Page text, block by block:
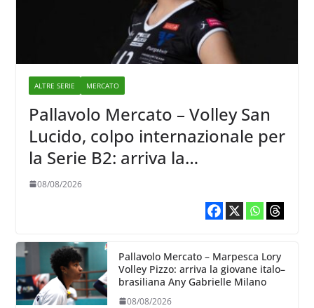
ALTRE SERIE MERCATO
Pallavolo Mercato – Volley San
Lucido, colpo internazionale per
la Serie B2: arriva la
schiacciatrice lettone Kristine
08/08/2026
Pallavolo Mercato – Marpesca Lory
Volley Pizzo: arriva la giovane italo–
brasiliana Any Gabrielle Milano
08/08/2026